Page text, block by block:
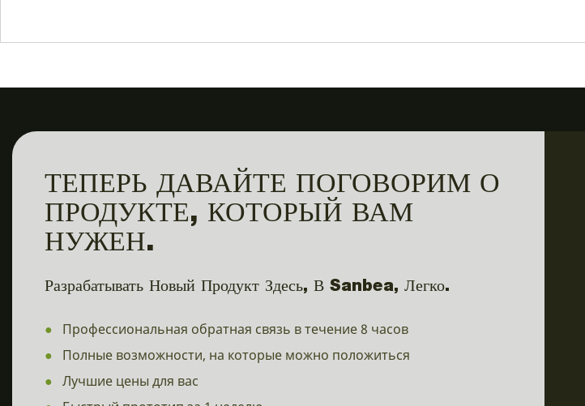
ТЕПЕРЬ ДАВАЙТЕ ПОГОВОРИМ О
ПРОДУКТЕ, КОТОРЫЙ ВАМ
НУЖЕН.
Разрабатывать Новый Продукт Здесь, В Sanbea, Легко.
●
Профессиональная обратная связь в течение 8 часов
●
Полные возможности, на которые можно положиться
● Лучшие цены для вас